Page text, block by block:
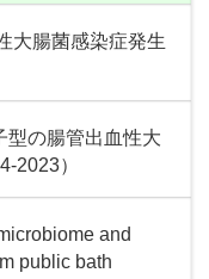
大腸菌感染症発生
型の腸管出血性大
2023）
and
public bath